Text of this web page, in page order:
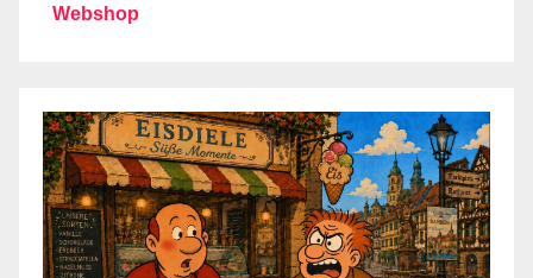
Webshop